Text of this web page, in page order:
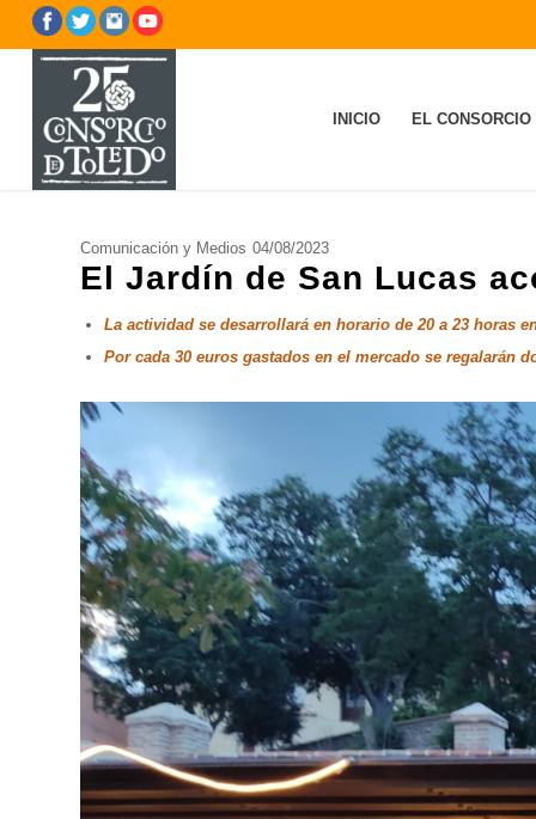
INICIO EL CONSORCIO
Comunicación y Medios 04/08/2023
El Jardín de San Lucas
La actividad se desarrollará en horario de 20 a 23 horas
Por cada 30 euros gastados en el mercado se regalarán